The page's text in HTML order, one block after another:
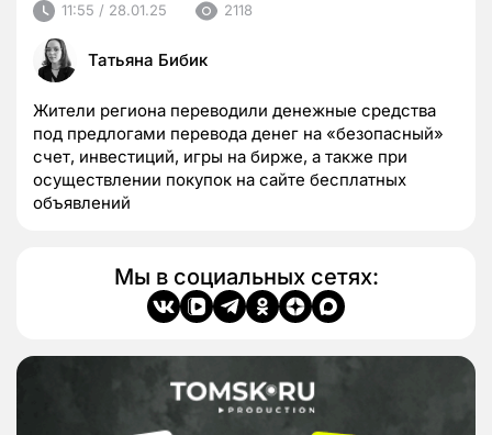
11:55 / 28.01.25 2118
Татьяна Бибик
Жители региона переводили денежные средства
под предлогами перевода денег на «безопасный»
счет, инвестиций, игры на бирже, а также при
осуществлении покупок на сайте бесплатных
объявлений
Мы в социальных сетях: